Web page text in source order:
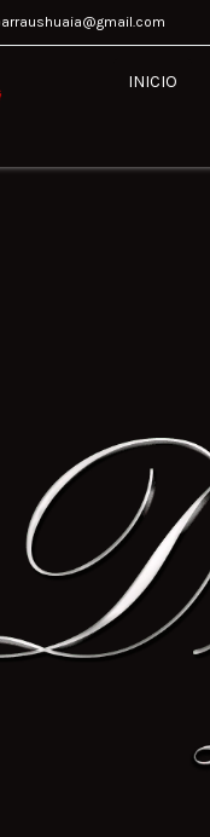
INICIO